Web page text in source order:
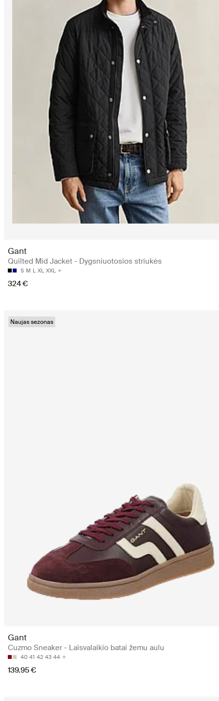
Gant
Quilted Mid Jacket - Dygsniuotosios striukės
S M L XL XXL
324 €
Naujas sezonas
Gant
Cuzmo Sneaker - Laisvalaikio batai žemu aulu
40 41 42 43 44
139.95 €